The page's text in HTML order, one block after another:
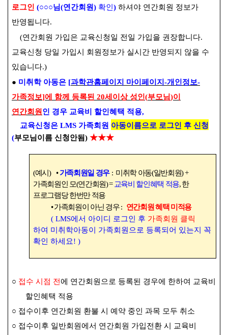
로그인 (○○○님(연간회원) 확인 ) 하셔야 연간회원 정보가
반영됩니다.
(연간회원 가입은 교육신청일 전일 가입을 권장합니다.
교육신청 당일 가입시 회원정보가 실시간 반영되지 않을 수
있습니다.)
● 미취학 아동은 [과학관홈페이지 마이페이지 -개인정보-
가족정보]에 함께 등록된 20세이상 성인(부모님)이
연간회원 인 경우 교육비 할인혜택 적용,
교육신청은 LMS 가족회원 아동이름으로 로그인 후 신청
(부모님이름 신청안됨) ★★★
(예시) •가족회원일 경우 : 미취학 아동(일반회원) +
가족회원인 모(연간회원) = 교육비 할인혜택 적용,한
프로그램당 한번만 적용
•가족회원이 아닌 경우: 연간회원 혜택 미적용
( LMS에서 아이디 로그인 후 가족회원 클릭
하여 미취학아동이 가족회원으로 등록되어 있는지 꼭
확인 하세요! )
○ 접수 시점 전에 연간회원으로 등록된 경우에 한하여 교육비
할인혜택 적용
○ 접수이후 연간회원 환불 시 예약 중인 과목 모두 취소
○ 접수이후 일반회원에서 연간회원 가입전환 시 교육비